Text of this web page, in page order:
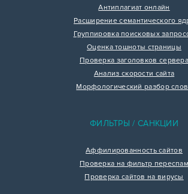
Антиплагиат онлайн
Расширение семантического
Группировка поисковых
Оценка тошноты страницы
Проверка заголовков сервера
Анализ скорости сайта
Морфологический разбор
ФИЛЬТРЫ / САНКЦИИ
Аффилированность сайтов
Проверка на фильтр переспам
Проверка сайтов на вирусы